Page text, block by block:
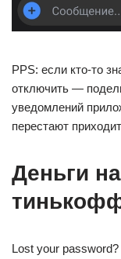
PPS: если кто-то
отключить —
уведомлений
перестают
Деньги
Lost your